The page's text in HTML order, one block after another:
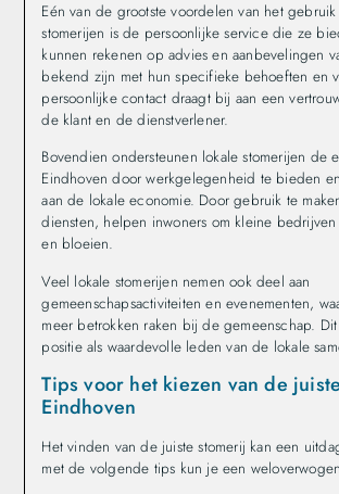
Eén van de grootste voordelen van het
stomerijen is de persoonlijke service die ze
kunnen rekenen op advies en aanbevelingen
bekend zijn met hun specifieke behoeften en
persoonlijke contact draagt bij aan een
de klant en de dienstverlener.
Bovendien ondersteunen lokale stomerijen de
Eindhoven door werkgelegenheid te bieden
aan de lokale economie. Door gebruik te
diensten, helpen inwoners om kleine
en bloeien.
Veel lokale stomerijen nemen ook deel aan
gemeenschapsactiviteiten en evenementen,
meer betrokken raken bij de gemeenschap.
positie als waardevolle leden van de lokale
Tips voor het kiezen van de
Eindhoven
Het vinden van de juiste stomerij kan een
met de volgende tips kun je een